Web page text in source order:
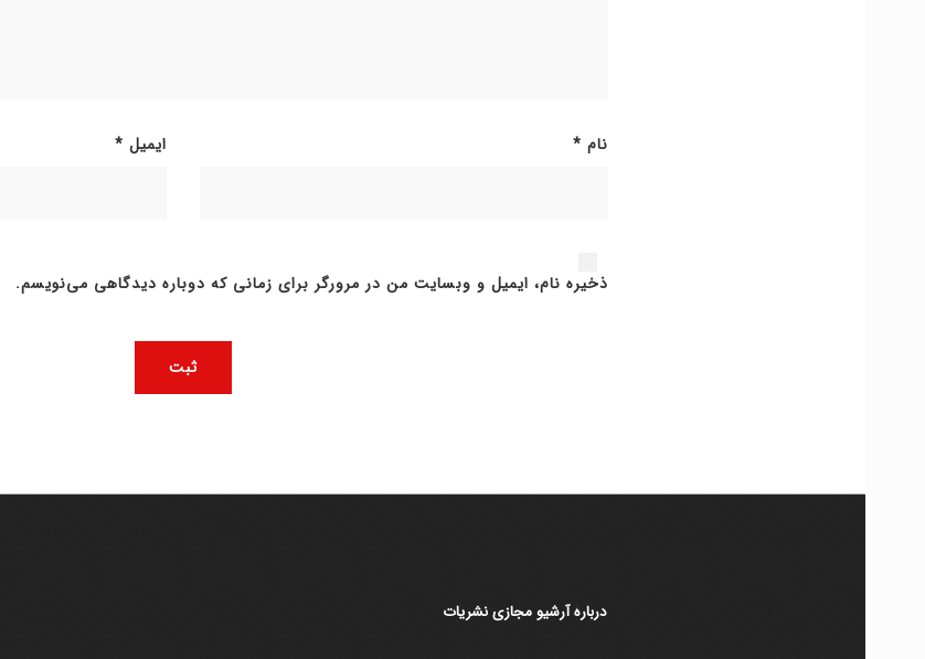
نام * ایمیل *
ذخیره نام، ایمیل و وبسایت من در مرورگر برای زمانی که دوباره دیدگاهی می‌نویسم.
دربارۀ آرشیو مجازی نشریات